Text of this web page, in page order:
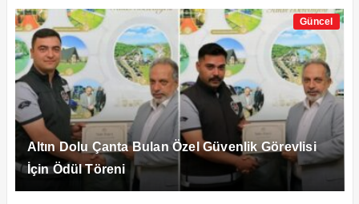
Güncel
Altın Dolu Çanta Bulan Özel Güvenlik Görevlisi
İçin Ödül Töreni